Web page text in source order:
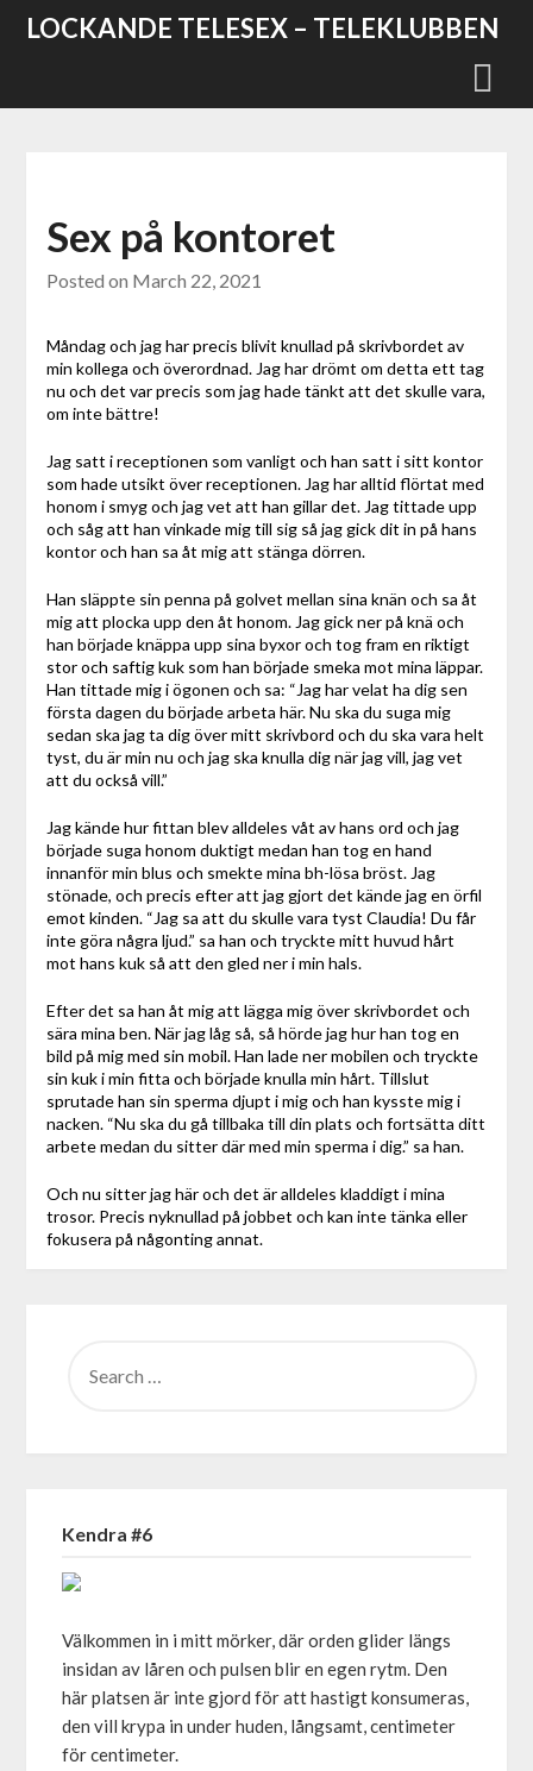
SkipLOCKANDE TELESEX – TELEKLUBBEN
Sex på kontoret
Posted on March 22, 2021
Måndag och jag har precis blivit knullad på skrivbordet av
min kollega och överordnad. Jag har drömt om detta ett tag
nu och det var precis som jag hade tänkt att det skulle vara,
om inte bättre!
Jag satt i receptionen som vanligt och han satt i sitt kontor
som hade utsikt över receptionen. Jag har alltid flörtat med
honom i smyg och jag vet att han gillar det. Jag tittade upp
och såg att han vinkade mig till sig så jag gick dit in på hans
kontor och han sa åt mig att stänga dörren.
Han släppte sin penna på golvet mellan sina knän och sa åt
mig att plocka upp den åt honom. Jag gick ner på knä och
han började knäppa upp sina byxor och tog fram en riktigt
stor och saftig kuk som han började smeka mot mina läppar.
Han tittade mig i ögonen och sa: “Jag har velat ha dig sen
första dagen du började arbeta här. Nu ska du suga mig
sedan ska jag ta dig över mitt skrivbord och du ska vara helt
tyst, du är min nu och jag ska knulla dig när jag vill, jag vet
att du också vill.”
Jag kände hur fittan blev alldeles våt av hans ord och jag
började suga honom duktigt medan han tog en hand
innanför min blus och smekte mina bh-lösa bröst. Jag
stönade, och precis efter att jag gjort det kände jag en örfil
emot kinden. “Jag sa att du skulle vara tyst Claudia! Du får
inte göra några ljud.” sa han och tryckte mitt huvud hårt
mot hans kuk så att den gled ner i min hals.
Efter det sa han åt mig att lägga mig över skrivbordet och
sära mina ben. När jag låg så, så hörde jag hur han tog en
bild på mig med sin mobil. Han lade ner mobilen och tryckte
sin kuk i min fitta och började knulla min hårt. Tillslut
sprutade han sin sperma djupt i mig och han kysste mig i
nacken. “Nu ska du gå tillbaka till din plats och fortsätta ditt
arbete medan du sitter där med min sperma i dig.” sa han.
Och nu sitter jag här och det är alldeles kladdigt i mina
trosor. Precis nyknullad på jobbet och kan inte tänka eller
fokusera på någonting annat.
FOR:
Kendra #6
Välkommen in i mitt mörker, där orden glider längs
insidan av låren och pulsen blir en egen rytm. Den
här platsen är inte gjord för att hastigt konsumeras,
den vill krypa in under huden, långsamt, centimeter
för centimeter.